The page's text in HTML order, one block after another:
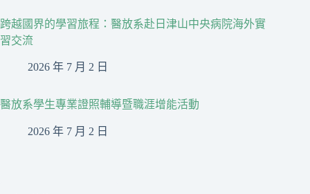
跨越國界的學習旅程：醫放系赴日津山中央病院海外實
習交流
2026 年 7 月 2 日
醫放系學生專業證照輔導暨職涯增能活動
2026 年 7 月 2 日